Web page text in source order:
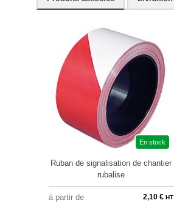
En stock
Ruban de signalisation de chantier
rubalise
à partir de 2,10 € HT